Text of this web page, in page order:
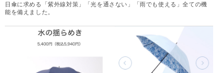
日傘に求める「紫外線対策」「光を通さない」「雨でも使える」全ての機
能を備えました。